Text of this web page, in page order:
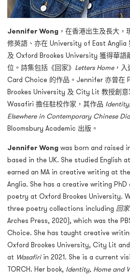
Jennifer Wong ，在香港出生及長大
修英語、亦在 University of East Anglia
及 Oxford Brookes University 獲得華語
位。詩集包括《回家》 Letters Home，入
Card Choice 的作品。Jennifer 亦曾在
Brookes University 及 City Lit 教授創意
Wasafiri 擔任駐校作家，其作品
Elsewhere in Contemporary Chinese
Bloomsbury Academic 出版。
Jennifer Wong was born and raised
based in the UK. She studied English
earned an MA in creative writing at
Anglia. She has a creative writing
poetry at Oxford Brookes University.
three poetry collections including 回家
Arches Press, 2020), which was the
Choice. She has taught creative
Oxford Brookes University, City Lit
at Wasafiriin 2021. She is a current
TORCH. Her book, Identity, Home and